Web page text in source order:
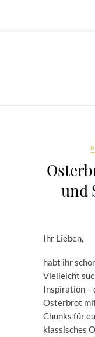
und
Ihr Lieben,
habt ihr
Vielleicht
Inspiration –
Osterbrot
Chunks für
klassisches